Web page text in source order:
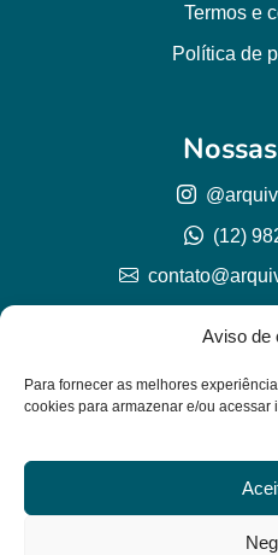
Aviso de
Para fornecer as melhores
cookies para armazenar e/ou acessar
Termos e
Política de
© Arquivo
CNPJ
(12)